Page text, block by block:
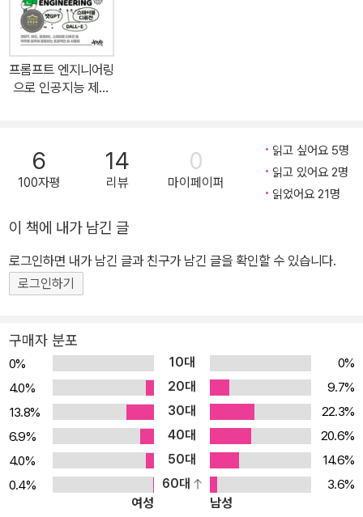
프롬프트 엔지니어링
으로 인공지능 제대
6
100자평
14
리뷰
0
마이페이퍼
읽고 싶어요 5명
읽고 있어요 2명
읽었어요 21명
이 책에 내가 남긴 글
로그인하면 내가 남긴 글과 친구가 남긴 글을 확인할 수 있습니다.
로그인하기
구매자 분포
0% 10대
0%
4.0%
20대
9.7%
13.8%
30대
22.3%
6.9%
40대
20.6%
4.0%
50대
14.6%
0.4%
60대
3.6%
여성
남성